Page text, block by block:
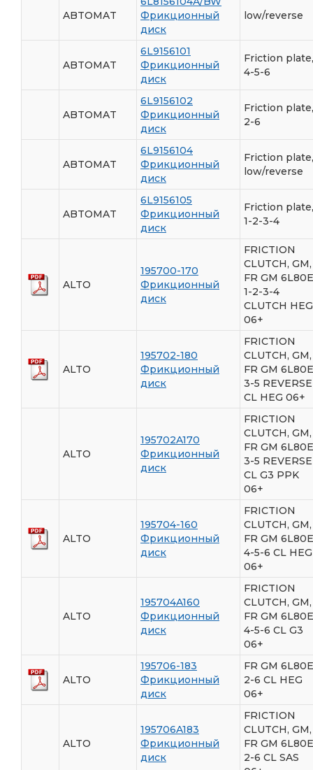
ABTOMAT
Фрикционный
диск
low/reverse
ABTOMAT
6L9156101
Фрикционный
диск
Friction plate,
4-5-6
ABTOMAT
6L9156102
Фрикционный
диск
Friction plate,
2-6
ABTOMAT
6L9156104
Фрикционный
диск
Friction plate,
low/reverse
ABTOMAT
6L9156105
Фрикционный
диск
Friction plate,
1-2-3-4
ALTO
195700-170
Фрикционный
диск
FRICTION
CLUTCH, GM,
FR GM 6L80E
1-2-3-4
CLUTCH HEG
06+
ALTO
195702-180
Фрикционный
диск
FRICTION
CLUTCH, GM,
FR GM 6L80E
3-5 REVERSE
CL HEG 06+
ALTO
195702A170
Фрикционный
диск
FRICTION
CLUTCH, GM,
FR GM 6L80E
3-5 REVERSE
CL G3 PPK
06+
ALTO
195704-160
Фрикционный
диск
FRICTION
CLUTCH, GM,
FR GM 6L80E
4-5-6 CL HEG
06+
ALTO
195704A160
Фрикционный
диск
FRICTION
CLUTCH, GM,
FR GM 6L80E
4-5-6 CL G3
06+
ALTO
195706-183
Фрикционный
диск
FR GM 6L80E
2-6 CL HEG
06+
ALTO
195706A183
Фрикционный
диск
FRICTION
CLUTCH, GM,
FR GM 6L80E
2-6 CL SAS